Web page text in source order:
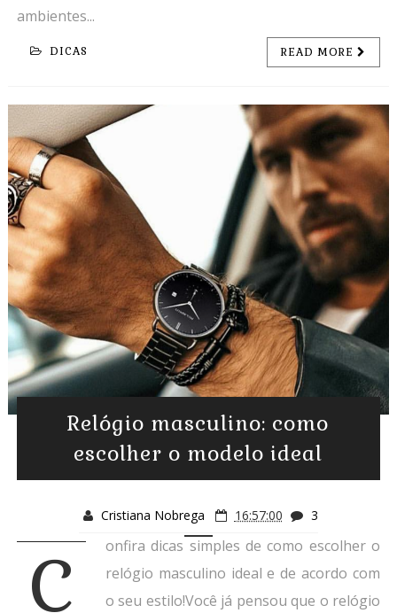
ambientes...
DICAS READ MORE
Relógio masculino: como
escolher o modelo ideal
Cristiana Nobrega 16:57:00 3
C
onfira dicas simples de como escolher o
relógio masculino ideal e de acordo com
o seu estilo!Você já pensou que o relógio